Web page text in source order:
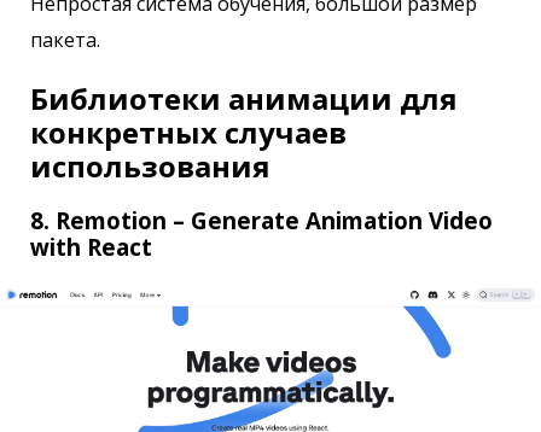
пакета.
Библиотеки анимации для
конкретных случаев
использования
8. Remotion – Generate Animation Video
with React